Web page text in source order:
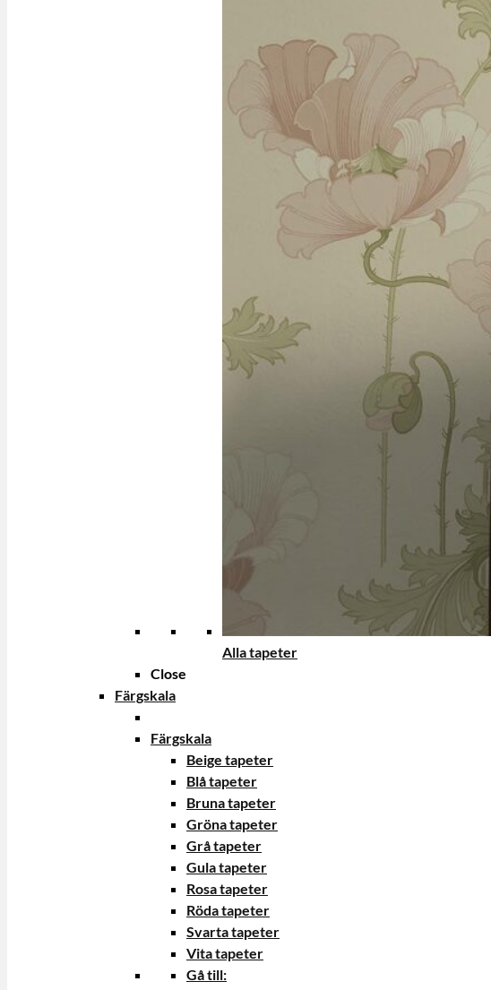
Alla tapeter
Close
Färgskala
Färgskala
Beige tapeter
Blå tapeter
Bruna tapeter
Gröna tapeter
Grå tapeter
Gula tapeter
Rosa tapeter
Röda tapeter
Svarta tapeter
Vita tapeter
Gå till: